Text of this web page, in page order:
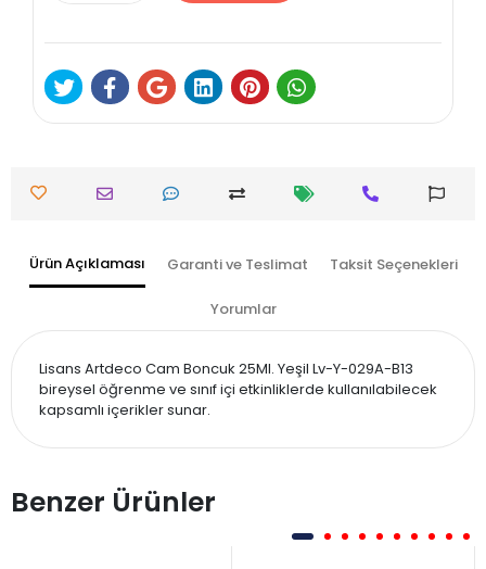
Ürün Açıklaması Garanti ve Teslimat Taksit Seçenekleri
Yorumlar
Lisans Artdeco Cam Boncuk 25Ml. Yeşil Lv-Y-029A-B13
bireysel öğrenme ve sınıf içi etkinliklerde kullanılabilecek
kapsamlı içerikler sunar.
Benzer Ürünler